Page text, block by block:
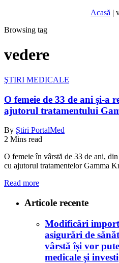
Acasă |
Browsing tag
vedere
ŞTIRI MEDICALE
O femeie de 33 de ani şi-a
ajutorul tratamentului
By Știri PortalMed
2 Mins read
O femeie în vârstă de 33 de ani,
cu ajutorul tratamentelor Gamma
Read more
Articole recente
Modificări
asigurări de
vârstă își vor
medicale şi